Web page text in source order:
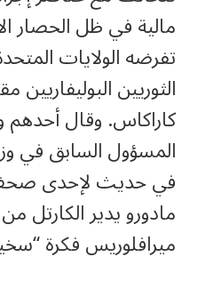
مالية في ظل الحصار
تفرضه الولايات
الثوريين
كاراكاس. وقال أحدهم
المسؤول السابق في
في حديث لإحدى
مادورو يدير
ميرافلوريس فكرة